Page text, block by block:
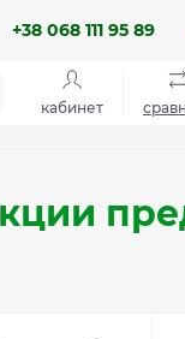
+38 068 111 95 89
кабинет